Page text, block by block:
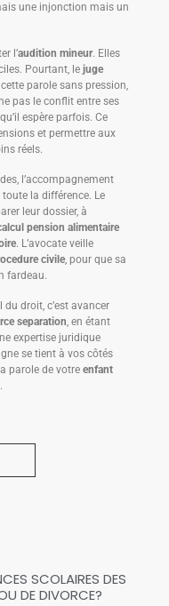
une injonction mais un
l’audition mineur. Elles
Pourtant, le juge
parole sans pression,
pas le conflit entre ses
espère parfois. Ce
et permettre aux
réels.
l’accompagnement
la différence. Le
leur dossier, à
pension alimentaire
. L’avocate veille
civile, pour que sa
fardeau.
droit, c’est avancer
separation, en étant
expertise juridique
se tient à vos côtés
parole de votre enfant
SCOLAIRES DES
DE DIVORCE?